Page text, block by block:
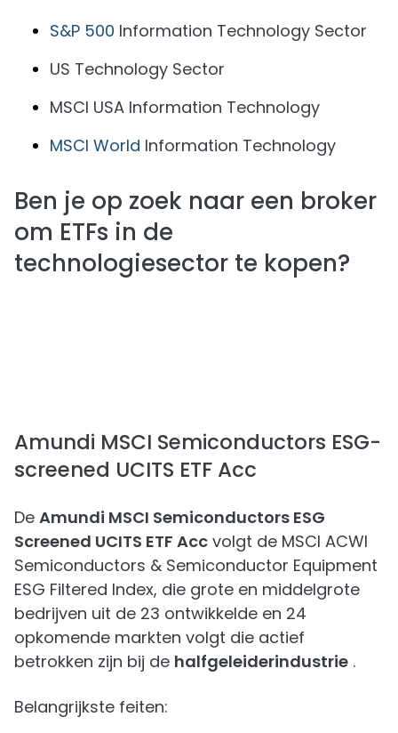
S&P 500 Information Technology Sector
US Technology Sector
MSCI USA Information Technology
MSCI World Information Technology
Ben je op zoek naar een broker
om ETFs in de
technologiesector te kopen?
Amundi MSCI Semiconductors ESG-
screened UCITS ETF Acc
De Amundi MSCI Semiconductors ESG
Screened UCITS ETF Acc volgt de MSCI ACWI
Semiconductors & Semiconductor Equipment
ESG Filtered Index, die grote en middelgrote
bedrijven uit de 23 ontwikkelde en 24
opkomende markten volgt die actief
betrokken zijn bij de halfgeleiderindustrie .
Belangrijkste feiten: